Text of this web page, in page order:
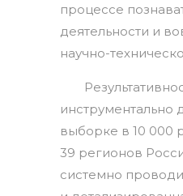
процессе
деятельности и
научно-
инструментально
выборке в 10 000
39 регионов
системно